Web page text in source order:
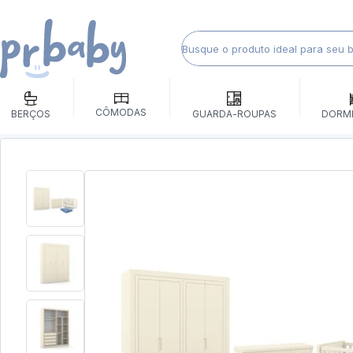
BERÇOS CÔMODAS GUARDA-ROUPAS